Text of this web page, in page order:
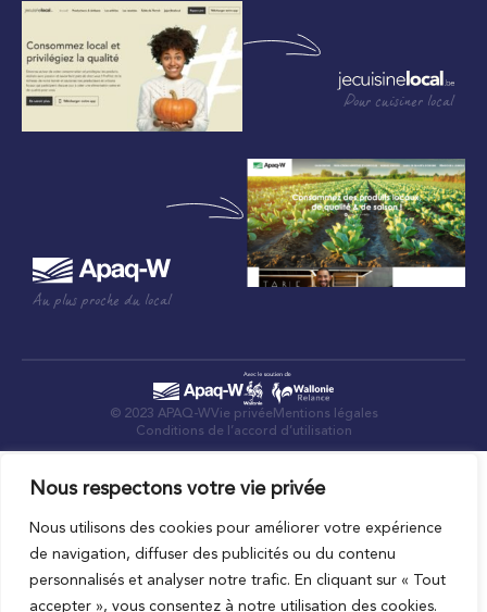
Nous respectons votre vie privée
Nous utilisons des cookies pour améliorer votre expérience
de navigation, diffuser des publicités ou du contenu
personnalisés et analyser notre trafic. En cliquant sur « Tout
accepter », vous consentez à notre utilisation des cookies.
Pour cuisiner local
Au plus proche du local
© 2023 APAQ-WVie privée Mentions légales
Conditions de l’accord d’utilisation